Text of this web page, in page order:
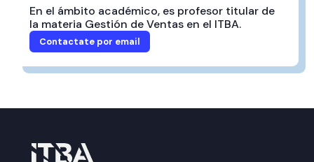
Contactate por email
En el ámbito académico, es profesor titular de
la materia Gestión de Ventas en el ITBA.